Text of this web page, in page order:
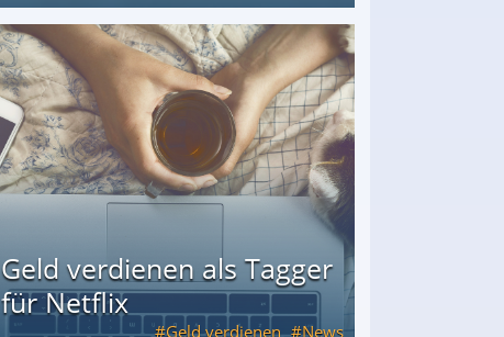
Geld verdienen als Tagger
für Netflix
Geld verdienen News